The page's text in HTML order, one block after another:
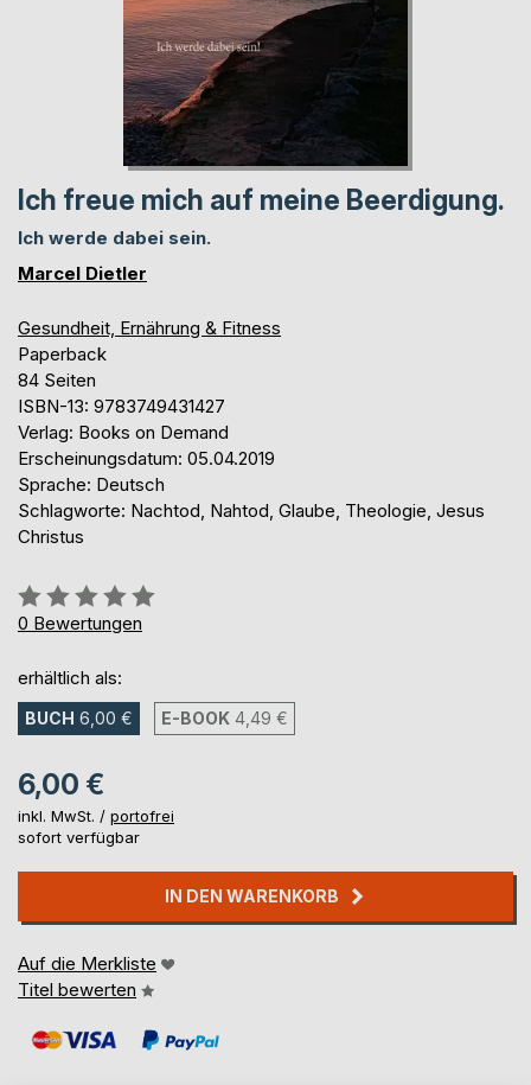
Ich freue mich auf meine Beerdigung.
Ich werde dabei sein.
Marcel Dietler
Gesundheit, Ernährung & Fitness
Paperback
84 Seiten
ISBN-13: 9783749431427
Verlag: Books on Demand
Erscheinungsdatum: 05.04.2019
Sprache: Deutsch
Schlagworte: Nachtod, Nahtod, Glaube, Theologie, Jesus
Christus
Bewertung::
0%
0 Bewertungen
erhältlich als:
BUCH 6,00 € E-BOOK 4,49 €
6,00 €
inkl. MwSt. / portofrei
sofort verfügbar
IN DEN WARENKORB
Auf die Merkliste
Titel bewerten